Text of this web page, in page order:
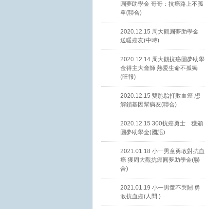
圓夢助學金 哥哥：抗癌路上不孤
單(聯合)
2020.12.15 周大觀圓夢助學金
送暖癌友(中時)
2020.12.14 周大觀抗癌圓夢助學
金得主大會師 熱愛生命不孤獨
(旺報)
2020.12.15 雙胞胎打敗血癌 想
解鎖基因幫病友(聯合)
2020.12.15 300抗癌勇士 獲頒
圓夢助學金(國語)
2021.01.18 小一男童勇敢對抗血
癌 獲周大觀抗癌圓夢助學金(聯
合)
2021.01.19 小一男童不哭鬧 勇
敢抗血癌(人間 )